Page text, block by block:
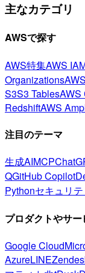
主なカテゴリ
AWSで探す
AWS特集AWS
Organizations
S3S3 TablesAWS
RedshiftAWS
注目のテーマ
生成AIMCP
QGitHub Copilot
Pythonセキュリテ
プロダクトやサ
Google Cloud
AzureLINE